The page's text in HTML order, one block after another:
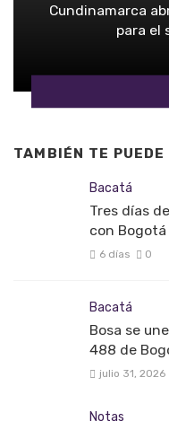
Cundinamarca
para el
TAMBIÉN TE
Bacatá
Tres días
con
6 días 0
Bacatá
Bosa se
488 de
julio 31, 2026
Notas